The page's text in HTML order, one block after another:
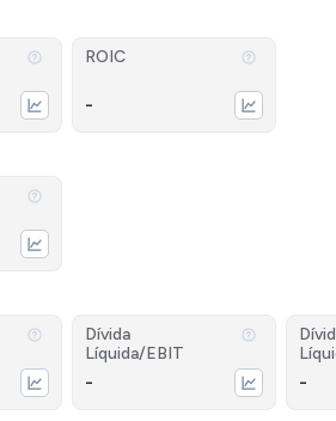
ROIC
-
Dívida
Líquida/EBIT
- -